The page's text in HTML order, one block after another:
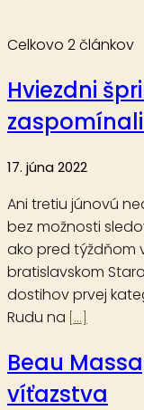
Celkovo 2 článkov
Hviezdni
17. júna 2022
Ani tretiu júnovú
bez možnosti
ako pred týždňom
bratislavskom
dostihov prvej
Rudu na [...]
Beau
víťazstva